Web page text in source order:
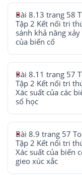
Bài 8.13 trang 58
Tập 2 Kết nối tri
sánh khả năng xảy
của biến cố
Bài 8.11 trang 57
Tập 2 Kết nối tri
Xác suất của các
số học
Bài 8.9 trang 57
Tập 2 Kết nối tri
Xác suất của biến
gieo xúc xắc